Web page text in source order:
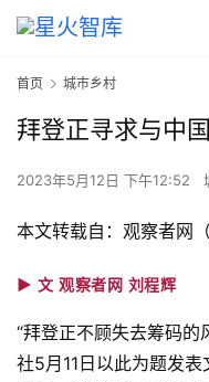
首页 城市乡村
拜登正寻求与中
2023年5月12日 下午12:52
本文转载自：观察者网
► 文 观察者网 刘程辉
“拜登正不顾失去筹码的
社5月11日以此为题发